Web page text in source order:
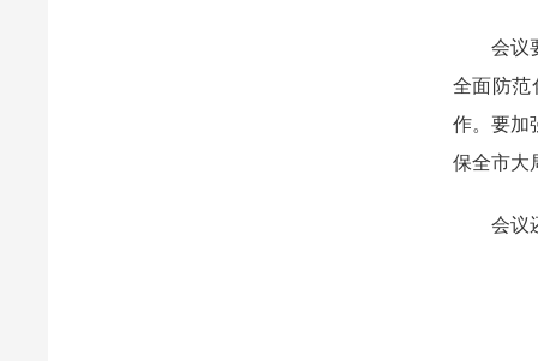
会议要
全面防范
作。要加
保全市大
会议还